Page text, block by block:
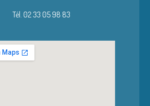
Tél. 02 33 05 98 83